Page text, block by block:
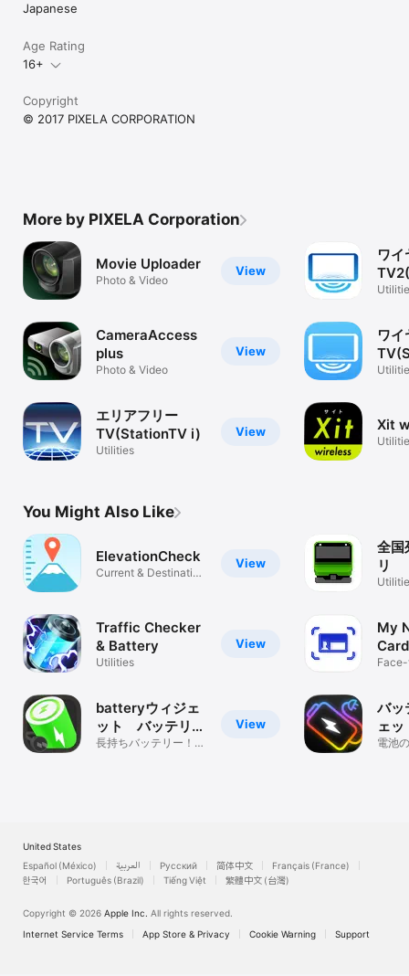
Japanese
Age Rating
16+
Copyright
© 2017 PIXELA CORPORATION
More by PIXELA Corporation
View
Movie Uploader
Photo & Video
View
CameraAccess
plus
Photo & Video
View
エリアフリー
TV(StationTV i)
Utilities
ワイ
ワイ
Xit
You Might Also Like
View
ElevationCheck
Current & Destination
View
Traffic Checker
& Battery
Utilities
View
batteryウィジェ
ット バッテリー
残量をサクサク確
長持ちバッテリー！充
全国
リ
My
バッ
ェ
サク
電池
United States
Español (México)
العربية Русский 简体中文
Français (France)
한국어
Português (Brazil) Tiếng Việt 繁體中文 (台灣)
Copyright © 2026 Apple Inc. All rights reserved.
Internet Service Terms
App Store & Privacy Cookie Warning Support